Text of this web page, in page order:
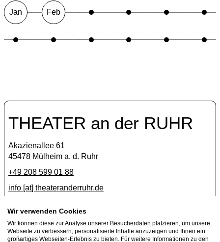
Jan Feb
THEATER an der RUHR
Akazienallee 61
45478 Mülheim a. d. Ruhr
+49 208 599 01 88
info [​at​] theateranderruhr.de
Facebook
Instagram
Newsletter
Wir verwenden Cookies
Wir können diese zur Analyse unserer Besucherdaten platzieren, um unsere
Webseite zu verbessern, personalisierte Inhalte anzuzeigen und Ihnen ein
großartiges Webseiten-Erlebnis zu bieten. Für weitere Informationen zu den